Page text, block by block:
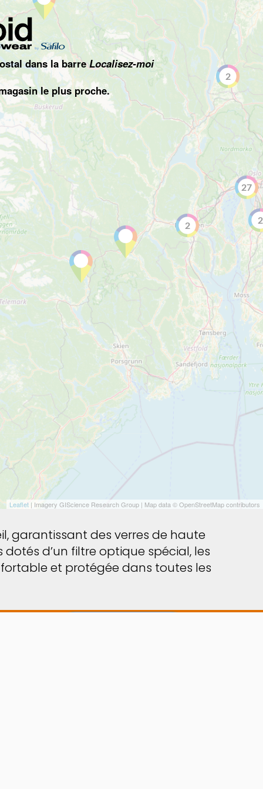
dans la barreLocalisez-moi
le plus proche.
27
2
2
2
Leaflet | Imagery GIScience Research Group | Map data © OpenStreetMap contributors
garantissant des verres de haute
d’un filtre optique spécial, les
et protégée dans toutes les